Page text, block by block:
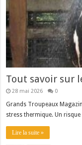
Tout savoir sur
28 mai 2026 0
Grands Troupeaux
stress thermique. Un
Lire la suite »